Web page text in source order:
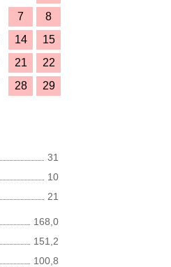
7
8
14
15
21
22
28
29
31
10
21
168,0
151,2
100,8